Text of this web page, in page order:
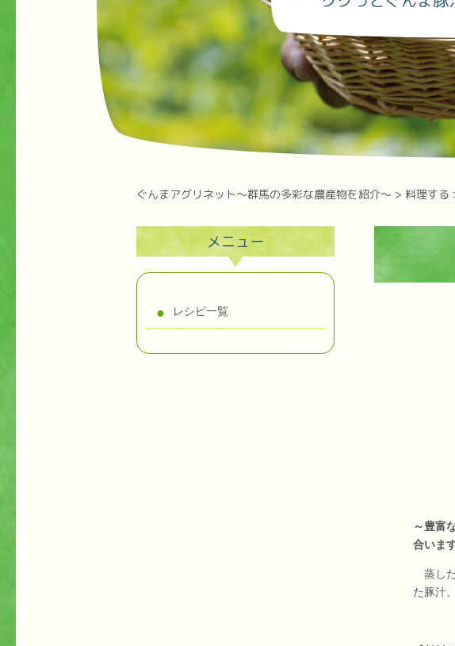
ぐんまアグリネット～群馬の多彩な農産物を紹介～ > 料理する
メニュー
レシピ一覧
～豊富
合いま
蒸し
た豚汁